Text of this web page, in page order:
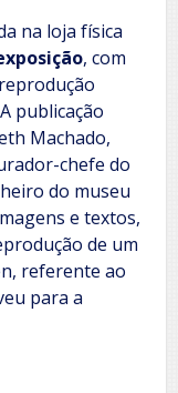
na loja física
, com
publicação
Machado,
chefe do
do museu
e textos,
de um
referente ao
para a